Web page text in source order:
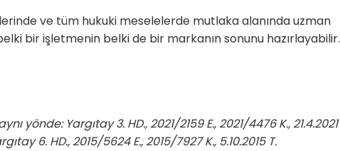
ve tüm hukuki meselelerde mutlaka alanında uzman
bir işletmenin belki de bir markanın sonunu hazırlayabilir.
yönde: Yargıtay 3. HD., 2021/2159 E., 2021/4476 K., 21.4.2021
6. HD., 2015/5624 E., 2015/7927 K., 5.10.2015 T.